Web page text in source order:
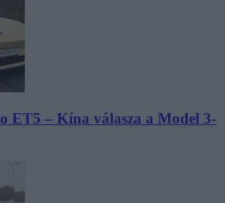
ET5 – Kína válasza a Model 3-